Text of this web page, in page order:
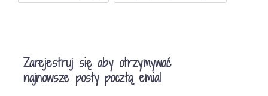
Zarejestruj się aby otrzymywać
najnowsze posty pocztą emial